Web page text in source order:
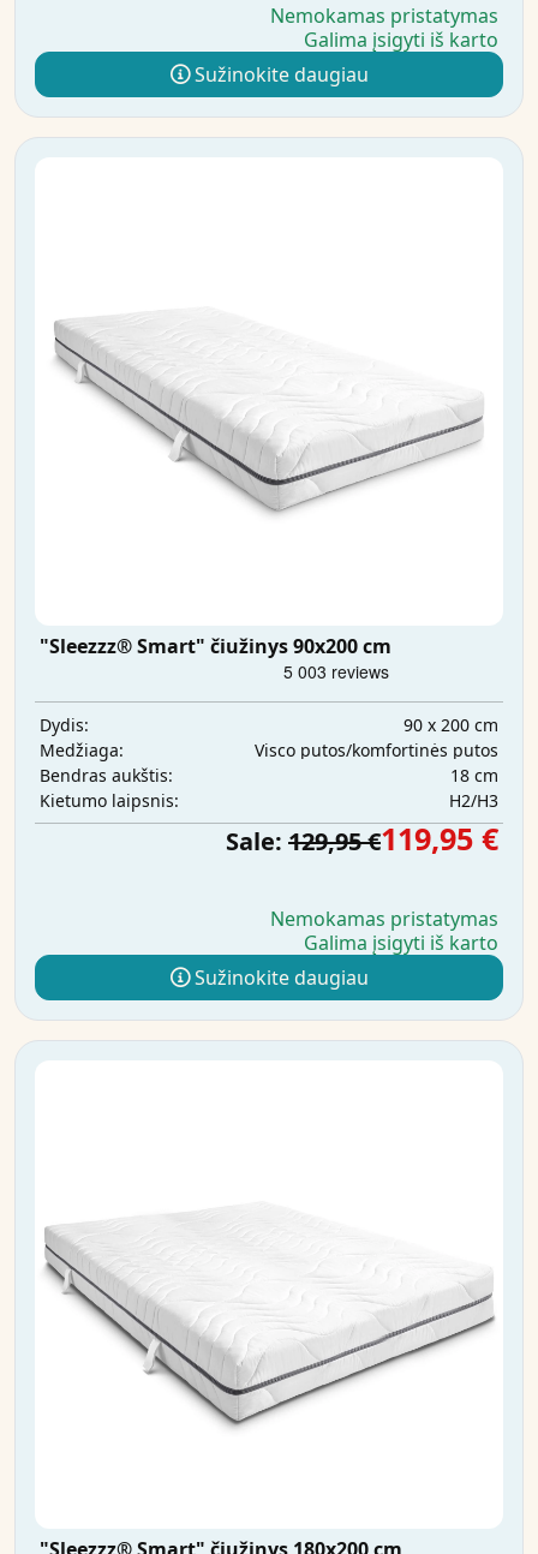
Nemokamas pristatymas
Galima įsigyti iš karto
Sužinokite daugiau
"Sleezzz® Smart" čiužinys 90x200 cm
Dydis:
90 x 200 cm
Medžiaga:
Visco putos/komfortinės putos
Bendras aukštis:
18 cm
Kietumo laipsnis:
H2/H3
Sale: 129,95 €119,95 €
Nemokamas pristatymas
Galima įsigyti iš karto
Sužinokite daugiau